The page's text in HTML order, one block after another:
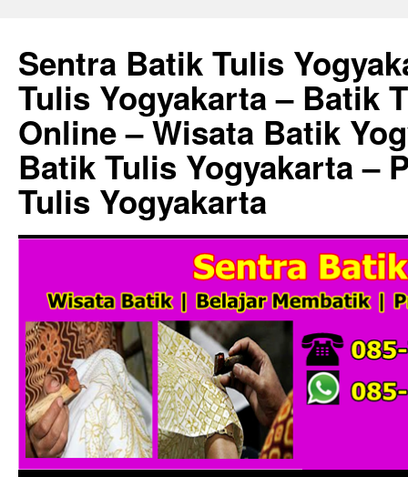
Sentra Batik Tulis
Tulis Yogyakarta – Batik
Online – Wisata Batik
Batik Tulis Yogyakarta –
Tulis Yogyakarta